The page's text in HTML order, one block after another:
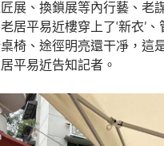
展、換鎖展等內行藝、老
居平易近樓穿上了‘新衣’
椅、途徑明亮還干凈，這
平易近告知記者。